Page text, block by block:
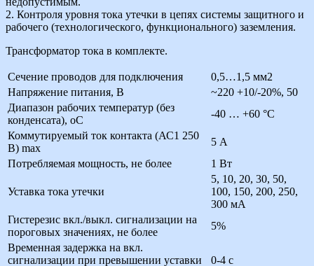
2. Контроля уровня тока утечки в цепях системы защитного и
рабочего (технологического, функционального) заземления.
Трансформатор тока в комплекте.
Сечение проводов для подключения
0,5…1,5 мм2
Напряжение питания, В
~220 +10/-20%, 50
Диапазон рабочих температур (без
конденсата), оС
-40 … +60 °С
Коммутируемый ток контакта (АС1 250
В) max
5 А
Потребляемая мощность, не более
1 Вт
Уставка тока утечки
5, 10, 20, 30, 50,
100, 150, 200, 250,
300 мА
Гистерезис вкл./выкл. сигнализации на
пороговых значениях, не более
5%
Временная задержка на вкл.
сигнализации при превышении уставки
0-4 с